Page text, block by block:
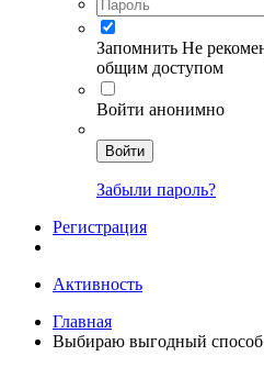
Запомнить Не
общим доступом
Войти анонимно
Войти
Забыли пароль?
Регистрация
Активность
Главная
Выбираю выгодный способ